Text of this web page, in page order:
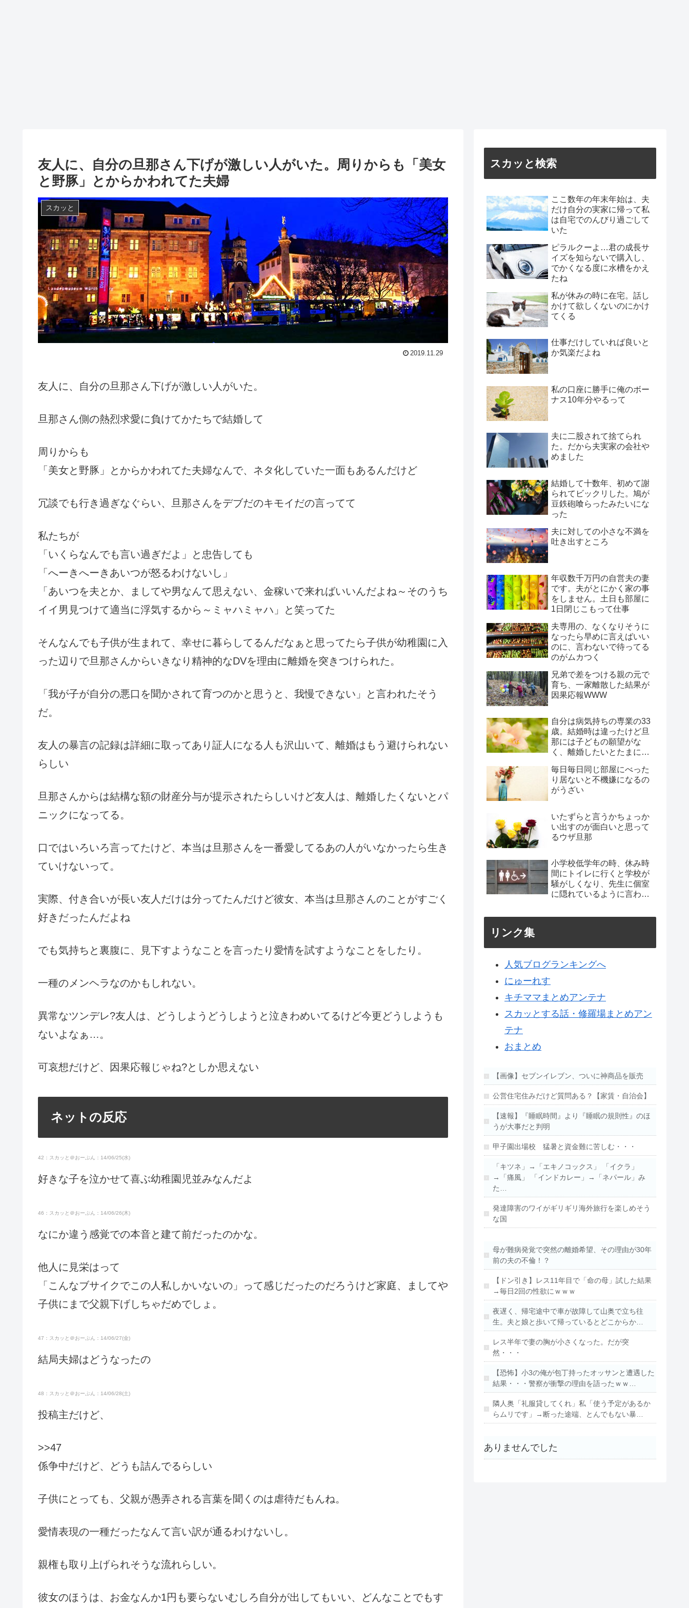
友人に、自分の旦那さん下げが激しい人がいた。周りからも「美女
と野豚」とからかわれてた夫婦
スカッと
2019.11.29
友人に、自分の旦那さん下げが激しい人がいた。
旦那さん側の熱烈求愛に負けてかたちで結婚して
周りからも
「美女と野豚」とからかわれてた夫婦なんで、ネタ化していた一面もあるんだけど
冗談でも行き過ぎなぐらい、旦那さんをデブだのキモイだの言ってて
私たちが
「いくらなんでも言い過ぎだよ」と忠告しても
「へーきへーきあいつが怒るわけないし」
「あいつを夫とか、ましてや男なんて思えない、金稼いで来ればいいんだよね～そのうち
イイ男見つけて適当に浮気するから～ミャハミャハ」と笑ってた
そんなんでも子供が生まれて、幸せに暮らしてるんだなぁと思ってたら子供が幼稚園に入
った辺りで旦那さんからいきなり精神的なDVを理由に離婚を突きつけられた。
「我が子が自分の悪口を聞かされて育つのかと思うと、我慢できない」と言われたそう
だ。
友人の暴言の記録は詳細に取ってあり証人になる人も沢山いて、離婚はもう避けられない
らしい
旦那さんからは結構な額の財産分与が提示されたらしいけど友人は、離婚したくないとパ
ニックになってる。
口ではいろいろ言ってたけど、本当は旦那さんを一番愛してるあの人がいなかったら生き
ていけないって。
実際、付き合いが長い友人だけは分ってたんだけど彼女、本当は旦那さんのことがすごく
好きだったんだよね
でも気持ちと裏腹に、見下すようなことを言ったり愛情を試すようなことをしたり。
一種のメンヘラなのかもしれない。
異常なツンデレ?友人は、どうしようどうしようと泣きわめいてるけど今更どうしようも
ないよなぁ…。
可哀想だけど、因果応報じゃね?としか思えない
ネットの反応
42：スカッと＠おーぷん：14/06/25(水)
好きな子を泣かせて喜ぶ幼稚園児並みなんだよ
46：スカッと＠おーぷん：14/06/26(木)
なにか違う感覚での本音と建て前だったのかな。
他人に見栄はって
「こんなブサイクでこの人私しかいないの」って感じだったのだろうけど家庭、ましてや
子供にまで父親下げしちゃだめでしょ。
47：スカッと＠おーぷん：14/06/27(金)
結局夫婦はどうなったの
48：スカッと＠おーぷん：14/06/28(土)
投稿主だけど、
>>47
係争中だけど、どうも詰んでるらしい
子供にとっても、父親が愚弄される言葉を聞くのは虐待だもんね。
愛情表現の一種だったなんて言い訳が通るわけないし。
親権も取り上げられそうな流れらしい。
彼女のほうは、お金なんか1円も要らないむしろ自分が出してもいい、どんなことでもす
スカッと検索
ここ数年の年末年始は、夫
だけ自分の実家に帰って私
は自宅でのんびり過ごして
いた
ピラルクーよ…君の成長サ
イズを知らないで購入し、
でかくなる度に水槽をかえ
たね
私が休みの時に在宅。話し
かけて欲しくないのにかけ
てくる
仕事だけしていれば良いと
か気楽だよね
私の口座に勝手に俺のボー
ナス10年分やるって
夫に二股されて捨てられ
た。だから夫実家の会社や
めました
結婚して十数年、初めて謝
られてビックリした。鳩が
豆鉄砲喰らったみたいにな
った
夫に対しての小さな不満を
吐き出すところ
年収数千万円の自営夫の妻
です。夫がとにかく家の事
をしません。土日も部屋に
1日閉じこもって仕事
夫専用の、なくなりそうに
なったら早めに言えばいい
のに、言わないで待ってる
のがムカつく
兄弟で差をつける親の元で
育ち、一家離散した結果が
因果応報WWW
自分は病気持ちの専業の33
歳。結婚時は違ったけど旦
那には子どもの願望がな
く、離婚したいとたまに言
してる
毎日毎日同じ部屋にべった
り居ないと不機嫌になるの
がうざい
いたずらと言うかちょっか
い出すのが面白いと思って
るウザ旦那
小学校低学年の時、休み時
間にトイレに行くと学校が
騒がしくなり、先生に個室
に隠れているように言われ
リンク集
人気ブログランキングへ
にゅーれす
キチママまとめアンテナ
スカッとする話・修羅場まとめアン
テナ
おまとめ
【画像】セブンイレブン、ついに神商品を販売
公営住宅住みだけど質問ある？【家賃・自治会】
【速報】『睡眠時間』より『睡眠の規則性』のほ
うが大事だと判明
甲子園出場校 猛暑と資金難に苦しむ・・・
「キツネ」→「エキノコックス」 「イクラ」
→「痛風」 「インドカレー」→「ネパール」み
た…
発達障害のワイがギリギリ海外旅行を楽しめそう
な国
母が難病発覚で突然の離婚希望、その理由が30年
前の夫の不倫！？
【ドン引き】レス11年目で「命の母」試した結果
→毎日2回の性欲にｗｗｗ
夜遅く、帰宅途中で車が故障して山奥で立ち往
生。夫と娘と歩いて帰っているとどこからか…
レス半年で妻の胸が小さくなった。だが突
然・・・
【恐怖】小3の俺が包丁持ったオッサンと遭遇した
結果・・・警察が衝撃の理由を語ったｗｗ…
隣人奥「礼服貸してくれ」私「使う予定があるか
らムリです」→断った途端、とんでもない暴…
ありませんでした